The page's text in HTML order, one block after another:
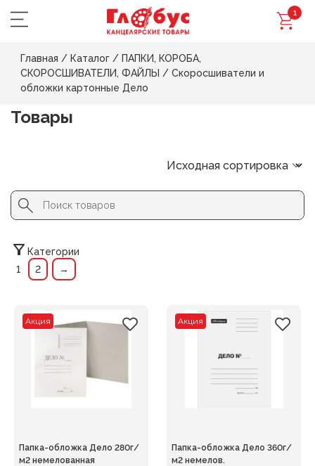
1
Главная / Каталог / ПАПКИ, КОРОБА,
СКОРОСШИВАТЕЛИ, ФАЙЛЫ / Скоросшиватели и
обложки картонные Дело
Товары
Search
for:
Button
Категории
1
2 →
Акция
Папка-обложка Дело 280г/
м2 немелованная
Акция
Папка-обложка Дело 360г/
м2 немелов.